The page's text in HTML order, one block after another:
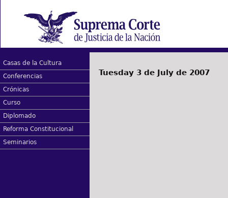
Casas de la Cultura
Conferencias
Crónicas
Curso
Diplomado
Reforma Constitucional
Seminarios
Tuesday 3 de July de 2007